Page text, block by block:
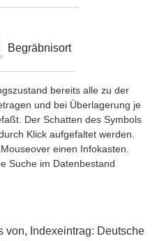
Begräbnisort
bereits alle zu der
und bei Überlagerung je
Der Schatten des Symbols
Klick aufgefaltet werden.
einen Infokasten.
Suche im Datenbestand
von, Indexeintrag: Deutsche